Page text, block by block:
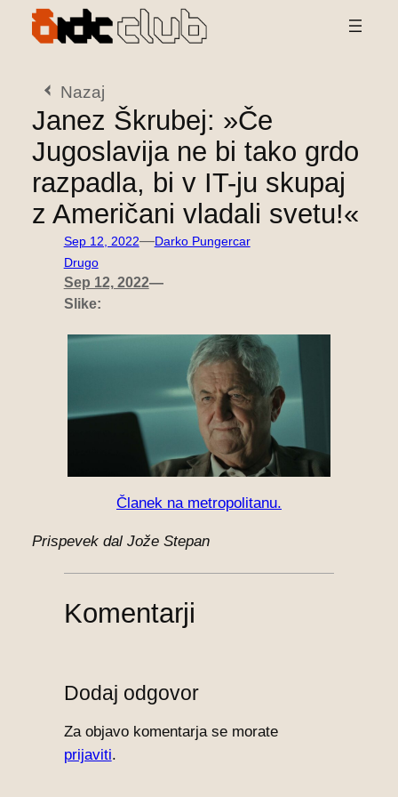
Preskoči
Nazaj
Janez Škrubej: »Če
Jugoslavija ne bi tako grdo
razpadla, bi v IT-ju skupaj
z Američani vladali svetu!«
Sep 12, 2022—Darko Pungercar
Drugo
Sep 12, 2022—
Slike:
Članek na metropolitanu.
Prispevek dal Jože Stepan
Komentarji
Dodaj odgovor
Za objavo komentarja se morate
prijaviti.